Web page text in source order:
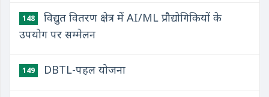
148
विद्युत वितरण क्षेत्र में AI/ML प्रौद्योगिकियों के
उपयोग पर सम्मेलन
149 DBTL-पहल योजना